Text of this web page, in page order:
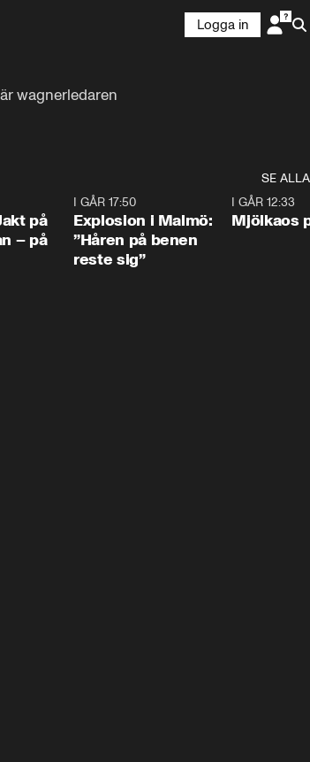
Logga in
wagnerledaren
SE ALLA
på
– på
I GÅR 17:50
Explosion i Malmö:
”Håren på benen
reste sig”
I GÅR 12:33
Mjölkaos